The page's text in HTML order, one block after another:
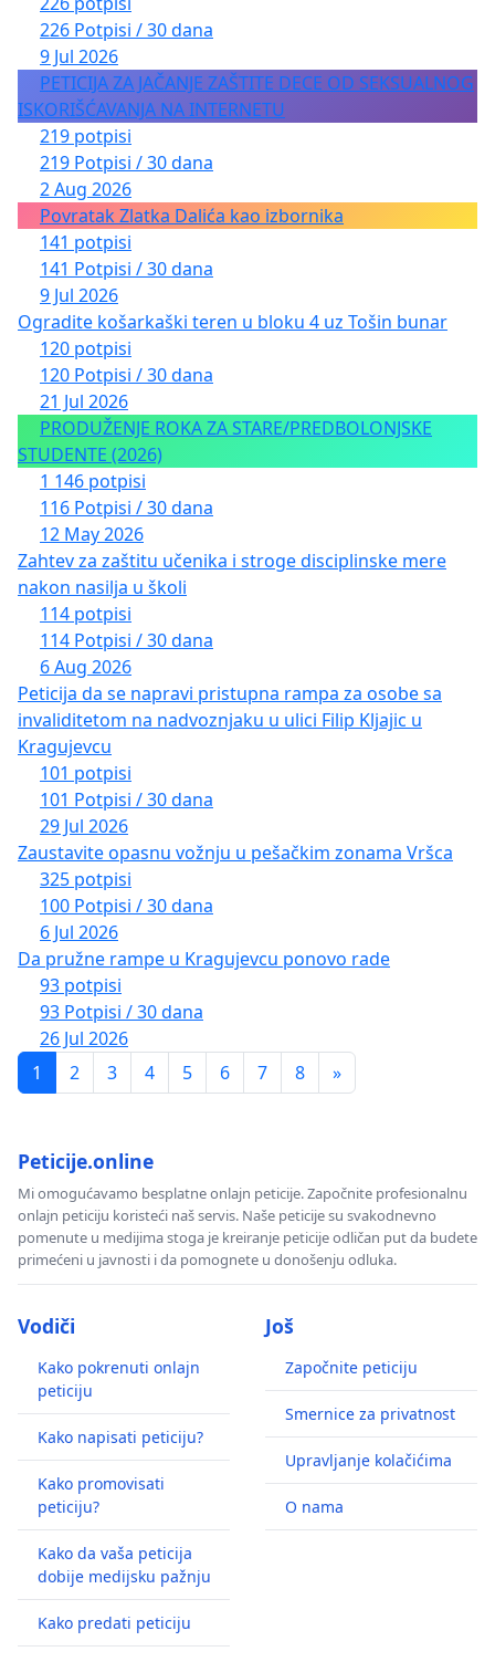
226 Potpisi / 30 dana
9 Jul 2026
PETICIJA ZA JAČANJE ZAŠTITE DECE OD SEKSUALNOG
ISKORIŠĆAVANJA NA INTERNETU
219 potpisi
219 Potpisi / 30 dana
2 Aug 2026
Povratak Zlatka Dalića kao izbornika
141 potpisi
141 Potpisi / 30 dana
9 Jul 2026
Ogradite košarkaški teren u bloku 4 uz Tošin bunar
120 potpisi
120 Potpisi / 30 dana
21 Jul 2026
PRODUŽENJE ROKA ZA STARE/PREDBOLONJSKE
STUDENTE (2026)
1 146 potpisi
116 Potpisi / 30 dana
12 May 2026
Zahtev za zaštitu učenika i stroge disciplinske mere
nakon nasilja u školi
114 potpisi
114 Potpisi / 30 dana
6 Aug 2026
Peticija da se napravi pristupna rampa za osobe sa
invaliditetom na nadvoznjaku u ulici Filip Kljajic u
Kragujevcu
101 potpisi
101 Potpisi / 30 dana
29 Jul 2026
Zaustavite opasnu vožnju u pešačkim zonama Vršca
325 potpisi
100 Potpisi / 30 dana
6 Jul 2026
Da pružne rampe u Kragujevcu ponovo rade
93 potpisi
93 Potpisi / 30 dana
26 Jul 2026
1
2 3 4 5 6 7 8 »
Peticije.online
Mi omogućavamo besplatne onlajn peticije. Započnite profesionalnu
onlajn peticiju koristeći naš servis. Naše peticije su svakodnevno
pomenute u medijima stoga je kreiranje peticije odličan put da budete
primećeni u javnosti i da pomognete u donošenju odluka.
Vodiči
Kako pokrenuti onlajn
peticiju
Kako napisati peticiju?
Kako promovisati
peticiju?
Kako da vaša peticija
dobije medijsku pažnju
Kako predati peticiju
Još
Započnite peticiju
Smernice za privatnost
Upravljanje kolačićima
O nama